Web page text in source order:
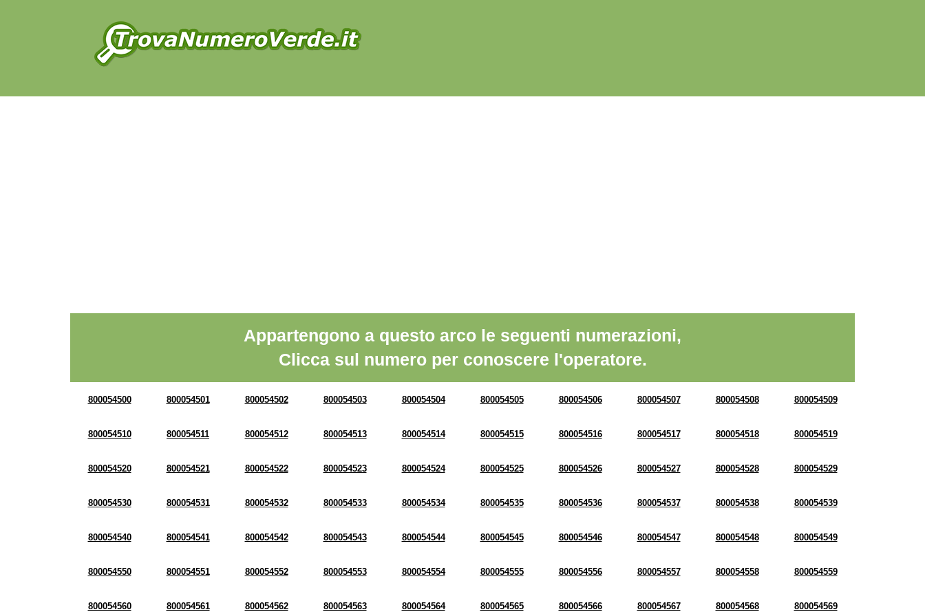
Appartengono a questo arco le seguenti numerazioni,
Clicca sul numero per conoscere l'operatore.
800054500 800054501 800054502 800054503 800054504 800054505 800054506 800054507 800054508 800054509
800054510 800054511 800054512 800054513 800054514 800054515 800054516 800054517 800054518 800054519
800054520 800054521 800054522 800054523 800054524 800054525 800054526 800054527 800054528 800054529
800054530 800054531 800054532 800054533 800054534 800054535 800054536 800054537 800054538 800054539
800054540 800054541 800054542 800054543 800054544 800054545 800054546 800054547 800054548 800054549
800054550 800054551 800054552 800054553 800054554 800054555 800054556 800054557 800054558 800054559
800054560 800054561 800054562 800054563 800054564 800054565 800054566 800054567 800054568 800054569